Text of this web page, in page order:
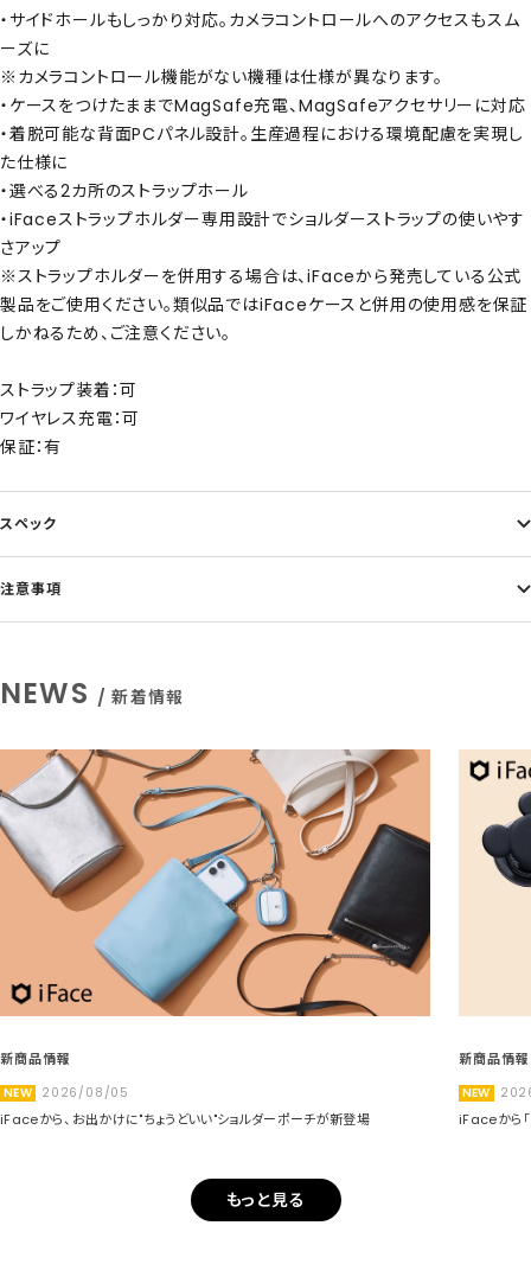
・サイドホールもしっかり対応。カメラコントロールへのアクセスもスム
ーズに
※カメラコントロール機能がない機種は仕様が異なります。
・ケースをつけたままでMagSafe充電、MagSafeアクセサリーに対応
・着脱可能な背面PCパネル設計。生産過程における環境配慮を実現し
た仕様に
・選べる2カ所のストラップホール
・iFaceストラップホルダー専用設計でショルダーストラップの使いやす
さアップ
※ストラップホルダーを併用する場合は、iFaceから発売している公式
製品をご使用ください。類似品ではiFaceケースと併用の使用感を保証
しかねるため、ご注意ください。
ストラップ装着：可
ワイヤレス充電：可
保証：有
スペック
注意事項
NEWS / 新着情報
新商品情報
NEW 2026/08/05
iFaceから、お出かけに"ちょうどいい"ショルダーポーチが新登場
新商品情報
NEW
iFaceから
もっと見る